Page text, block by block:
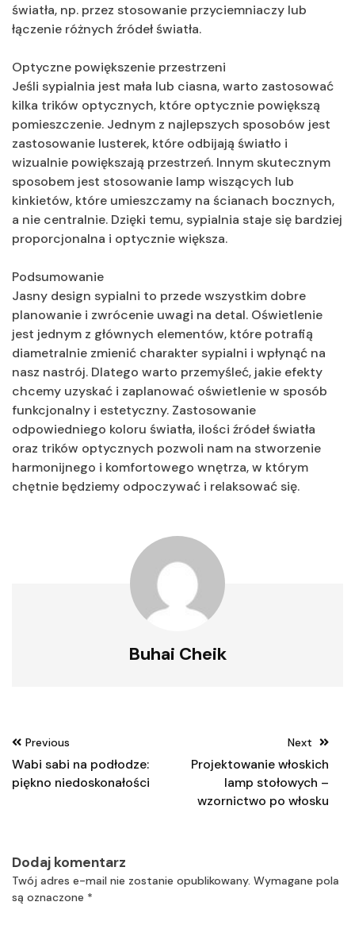
światła, np. przez stosowanie przyciemniaczy lub
łączenie różnych źródeł światła.
Optyczne powiększenie przestrzeni
Jeśli sypialnia jest mała lub ciasna, warto zastosować
kilka trików optycznych, które optycznie powiększą
pomieszczenie. Jednym z najlepszych sposobów jest
zastosowanie lusterek, które odbijają światło i
wizualnie powiększają przestrzeń. Innym skutecznym
sposobem jest stosowanie lamp wiszących lub
kinkietów, które umieszczamy na ścianach bocznych,
a nie centralnie. Dzięki temu, sypialnia staje się bardziej
proporcjonalna i optycznie większa.
Podsumowanie
Jasny design sypialni to przede wszystkim dobre
planowanie i zwrócenie uwagi na detal. Oświetlenie
jest jednym z głównych elementów, które potrafią
diametralnie zmienić charakter sypialni i wpłynąć na
nasz nastrój. Dlatego warto przemyśleć, jakie efekty
chcemy uzyskać i zaplanować oświetlenie w sposób
funkcjonalny i estetyczny. Zastosowanie
odpowiedniego koloru światła, ilości źródeł światła
oraz trików optycznych pozwoli nam na stworzenie
harmonijnego i komfortowego wnętrza, w którym
chętnie będziemy odpoczywać i relaksować się.
Buhai Cheik
Nawigacja
wpisu
Previous
Wabi sabi na podłodze:
piękno niedoskonałości
Next
Projektowanie włoskich
lamp stołowych –
wzornictwo po włosku
Dodaj komentarz
Twój adres e-mail nie zostanie opublikowany. Wymagane pola
są oznaczone *